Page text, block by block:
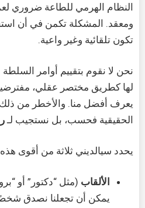
النظام الهرمي للطاعة ضروري
ومعقد. المشكلة تكمن في أن
تكون تلقائية وغير واعية.
نحن لا نقوم بتقييم أوامر
لها كطريق مختصر عقلي،
يعرف أفضل منا. والأخطر من
الحقيقية فحسب، بل نستجيب لـ
يحدد سيالديني ثلاثة من أقوى
الألقاب (مثل “دكتور” أو
يمكن أن تجعلنا نصدق